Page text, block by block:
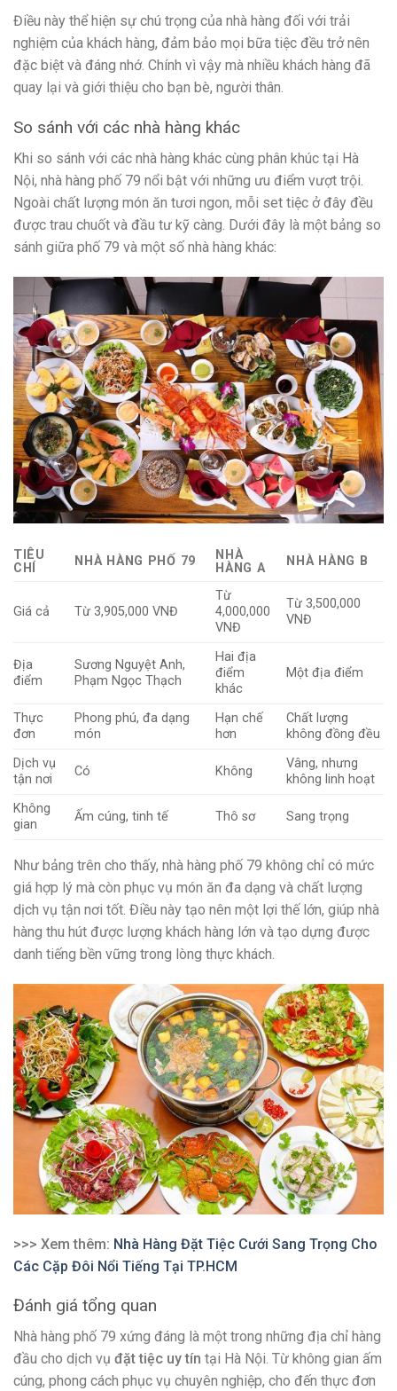
Điều này thể hiện sự chú trọng của nhà hàng đối với trải
nghiệm của khách hàng, đảm bảo mọi bữa tiệc đều trở nên
đặc biệt và đáng nhớ. Chính vì vậy mà nhiều khách hàng đã
quay lại và giới thiệu cho bạn bè, người thân.
So sánh với các nhà hàng khác
Khi so sánh với các nhà hàng khác cùng phân khúc tại Hà
Nội, nhà hàng phố 79 nổi bật với những ưu điểm vượt trội.
Ngoài chất lượng món ăn tươi ngon, mỗi set tiệc ở đây đều
được trau chuốt và đầu tư kỹ càng. Dưới đây là một bảng so
sánh giữa phố 79 và một số nhà hàng khác:
TIÊU
CHÍ
NHÀ HÀNG PHỐ 79
NHÀ
HÀNG A
NHÀ HÀNG B
Giá cả Từ 3,905,000 VNĐ
Từ
4,000,000
VNĐ
Từ 3,500,000
VNĐ
Địa
điểm
Sương Nguyệt Anh,
Phạm Ngọc Thạch
Hai địa
điểm
khác
Một địa điểm
Thực
đơn
Phong phú, đa dạng
món
Hạn chế
hơn
Chất lượng
không đồng đều
Dịch vụ
tận nơi
Có Không
Vâng, nhưng
không linh hoạt
Không
gian
Ấm cúng, tinh tế Thô sơ Sang trọng
Như bảng trên cho thấy, nhà hàng phố 79 không chỉ có mức
giá hợp lý mà còn phục vụ món ăn đa dạng và chất lượng
dịch vụ tận nơi tốt. Điều này tạo nên một lợi thế lớn, giúp nhà
hàng thu hút được lượng khách hàng lớn và tạo dựng được
danh tiếng bền vững trong lòng thực khách.
>>> Xem thêm: Nhà Hàng Đặt Tiệc Cưới Sang Trọng Cho
Các Cặp Đôi Nổi Tiếng Tại TP.HCM
Đánh giá tổng quan
Nhà hàng phố 79 xứng đáng là một trong những địa chỉ hàng
đầu cho dịch vụ đặt tiệc uy tín tại Hà Nội. Từ không gian ấm
cúng, phong cách phục vụ chuyên nghiệp, cho đến thực đơn